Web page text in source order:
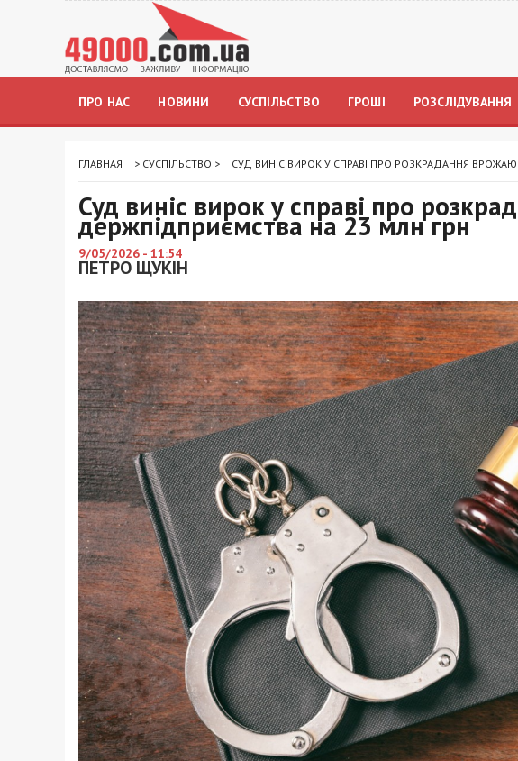
ПРО НАС НОВИНИ СУСПІЛЬСТВО ГРОШІ РОЗСЛІДУВАННЯ
ГЛАВНАЯ > СУСПІЛЬСТВО > СУД ВИНІС ВИРОК У СПРАВІ ПРО РОЗКРАДАННЯ
Суд виніс вирок у справі про
держпідприємства на 23 млн грн
9/05/2026 - 11:54
ПЕТРО ЩУКІН